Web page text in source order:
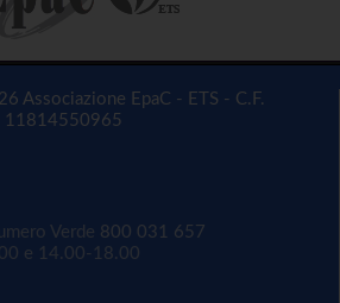
Associazione EpaC - ETS - C.F.
11814550965
Verde 800 031 657
e 14.00-18.00